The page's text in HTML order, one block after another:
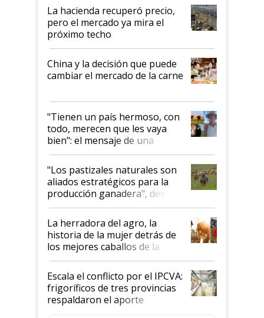
La hacienda recuperó precio,
pero el mercado ya mira el
próximo techo
China y la decisión que puede
cambiar el mercado de la carne
"Tienen un país hermoso, con
todo, merecen que les vaya
bien": el mensaje de una
ganadera uruguaya sobre las
oportunidades que se abren
para el agro en Argentina, con
foco en la carne
"Los pastizales naturales son
aliados estratégicos para la
producción ganadera", destaca
la iniciativa que ya reúne a 46
establecimientos en Argentina
La herradora del agro, la
historia de la mujer detrás de
los mejores caballos de la
Argentina y los mitos que
todavía hacen sufrir a estos
animales: "Mientras me
descalificaban, yo seguí
haciendo currículum"
Escala el conflicto por el IPCVA:
frigoríficos de tres provincias
respaldaron el aporte